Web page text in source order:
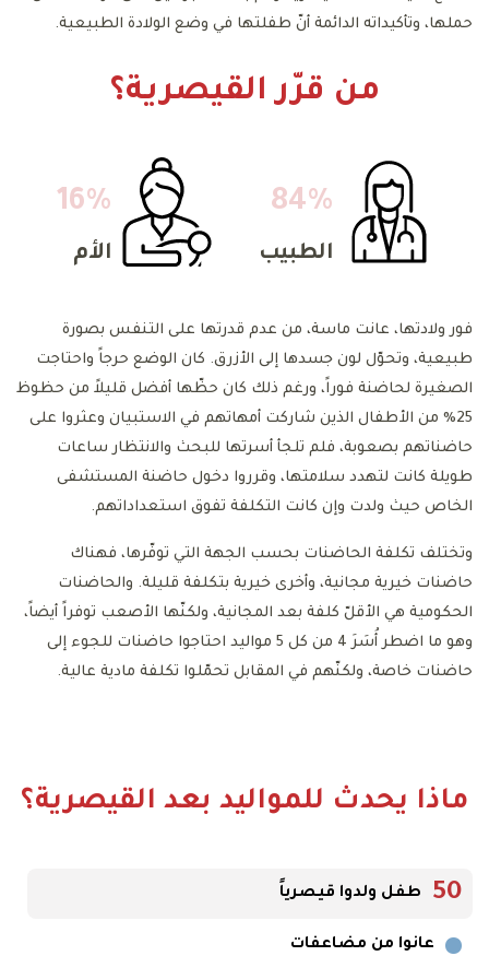
حملها، وتأكيداته الدائمة أنّ طفلتها في وضع الولادة الطبيعية.
من قرّر القيصرية؟
84%
الطبيب
16%
الأم
فور ولادتها، عانت ماسة، من عدم قدرتها على التنفس بصورة
طبيعية، وتحوّل لون جسدها إلى الأزرق. كان الوضع حرجاً واحتاجت
الصغيرة لحاضنة فوراً، ورغم ذلك كان حظّها أفضل قليلاً من حظوظ
25% من الأطفال الذين شاركت أمهاتهم في الاستبيان وعثروا على
حاضناتهم بصعوبة، فلم تلجأ أسرتها للبحث والانتظار ساعات
طويلة كانت لتهدد سلامتها، وقرروا دخول حاضنة المستشفى
الخاص حيث ولدت وإن كانت التكلفة تفوق استعداداتهم.
وتختلف تكلفة الحاضنات بحسب الجهة التي توفّرها، فهناك
حاضنات خيرية مجانية، وأخرى خيرية بتكلفة قليلة. والحاضنات
الحكومية هي الأقلّ كلفة بعد المجانية، ولكنّها الأصعب توفراً أيضاً،
وهو ما اضطر أُسَرَ 4 من كل 5 مواليد احتاجوا حاضنات للجوء إلى
حاضنات خاصة، ولكنّهم في المقابل تحمّلوا تكلفة مادية عالية.
ماذا يحدث للمواليد بعد القيصرية؟
50 طفل ولدوا قيصرياً
عانوا من مضاعفات